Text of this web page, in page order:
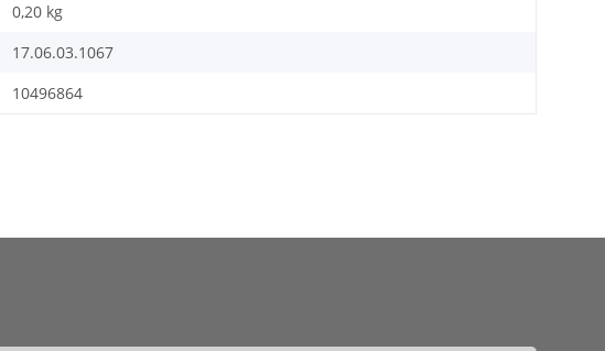
0,20 kg
17.06.03.1067
10496864